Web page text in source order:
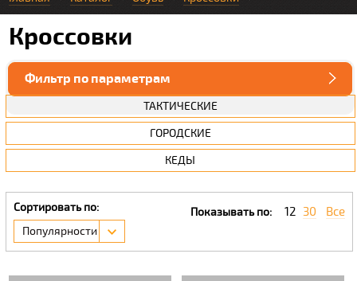
Кроссовки
Фильтр по параметрам
ТАКТИЧЕСКИЕ
ГОРОДСКИЕ
КЕДЫ
Сортировать по:
Популярности
Показывать по: 12 30 Все